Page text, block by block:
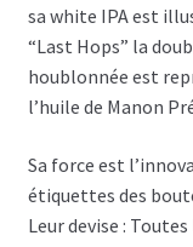
sa white IPA est
“Last Hops” la
houblonnée est
l’huile de Manon
Sa force est
étiquettes des
Leur devise :